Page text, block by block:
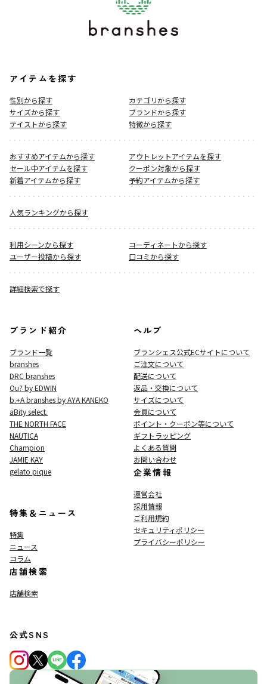
アイテムを探す
性別から探す
カテゴリから探す
サイズから探す
ブランドから探す
テイストから探す
特徴から探す
おすすめアイテムから探す
アウトレットアイテムを探す
セール中アイテムを探す
クーポン対象から探す
新着アイテムから探す
予約アイテムから探す
人気ランキングから探す
利用シーンから探す
コーディネートから探す
ユーザー投稿から探す
口コミから探す
詳細検索で探す
ブランド紹介
ブランド一覧
branshes
DRC branshes
Ou? by EDWIN
b.+A branshes by AYA KANEKO
aBity select.
THE NORTH FACE
NAUTICA
Champion
JAMIE KAY
gelato pique
特集＆ニュース
特集
ニュース
コラム
店舗検索
店舗検索
ヘルプ
ブランシェス公式ECサイトについて
ご注文について
配送について
返品・交換について
サイズについて
会員について
ポイント・クーポン等について
ギフトラッピング
よくある質問
お問い合わせ
企業情報
運営会社
採用情報
ご利用規約
セキュリティポリシー
プライバシーポリシー
公式SNS